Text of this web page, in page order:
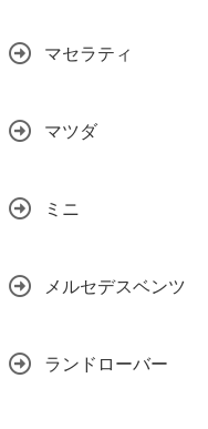
マセラティ
マツダ
ミニ
メルセデスベンツ
ランドローバー